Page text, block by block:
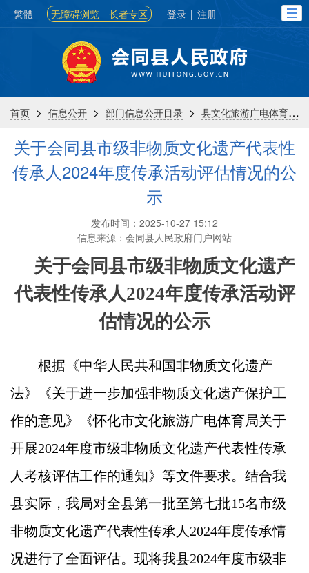
繁體 无障碍浏览 长者专区 登录 | 注册
首页 > 信息公开 > 部门信息公开目录 > 县文化旅游广电体育局
关于会同县市级非物质文化遗产代表性
传承人2024年度传承活动评估情况的公
示
发布时间：2025-10-27 15:12
信息来源：会同县人民政府门户网站
关于会同县市级非物质文化遗产
代表性传承人2024年度传承活动评
估情况的公示
根据《中华人民共和国非物质文化遗产
法》《关于进一步加强非物质文化遗产保护工
作的意见》《怀化市文化旅游广电体育局关于
开展2024年度市级非物质文化遗产代表性传承
人考核评估工作的通知》等文件要求。结合我
县实际，我局对全县第一批至第七批15名市级
非物质文化遗产代表性传承人 2024年度传承情
况进行了全面评估。现将我县2024年度市级非